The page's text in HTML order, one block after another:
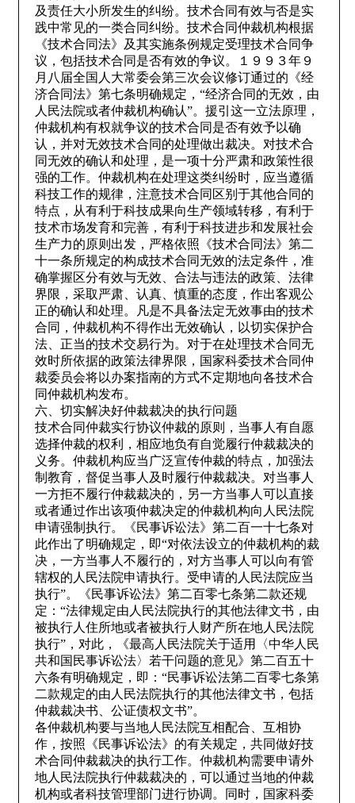
及责任大小所发生的纠纷。技术合同有效与否是实
践中常见的一类合同纠纷。技术合同仲裁机构根据
《技术合同法》及其实施条例规定受理技术合同争
议，包括技术合同是否有效的争议。１９９３年９
月八届全国人大常委会第三次会议修订通过的《经
济合同法》第七条明确规定，“经济合同的无效，由
人民法院或者仲裁机构确认”。援引这一立法原理，
仲裁机构有权就争议的技术合同是否有效予以确
认，并对无效技术合同的处理做出裁决。对技术合
同无效的确认和处理，是一项十分严肃和政策性很
强的工作。仲裁机构在处理这类纠纷时，应当遵循
科技工作的规律，注意技术合同区别于其他合同的
特点，从有利于科技成果向生产领域转移，有利于
技术市场发育和完善，有利于科技进步和发展社会
生产力的原则出发，严格依照《技术合同法》第二
十一条所规定的构成技术合同无效的法定条件，准
确掌握区分有效与无效、合法与违法的政策、法律
界限，采取严肃、认真、慎重的态度，作出客观公
正的确认和处理。凡是不具备法定无效事由的技术
合同，仲裁机构不得作出无效确认，以切实保护合
法、正当的技术交易行为。对于在处理技术合同无
效时所依据的政策法律界限，国家科委技术合同仲
裁委员会将以办案指南的方式不定期地向各技术合
同仲裁机构发布。
六、切实解决好仲裁裁决的执行问题
技术合同仲裁实行协议仲裁的原则，当事人有自愿
选择仲裁的权利，相应地负有自觉履行仲裁裁决的
义务。仲裁机构应当广泛宣传仲裁的特点，加强法
制教育，督促当事人及时履行仲裁裁决。对当事人
一方拒不履行仲裁裁决的，另一方当事人可以直接
或者通过作出该项仲裁决定的仲裁机构向人民法院
申请强制执行。《民事诉讼法》第二百一十七条对
此作出了明确规定，即“对依法设立的仲裁机构的裁
决，一方当事人不履行的，对方当事人可以向有管
辖权的人民法院申请执行。受申请的人民法院应当
执行”。《民事诉讼法》第二百零七条第二款还规
定：“法律规定由人民法院执行的其他法律文书，由
被执行人住所地或者被执行人财产所在地人民法院
执行”，对此，《最高人民法院关于适用〈中华人民
共和国民事诉讼法〉若干问题的意见》第二百五十
六条有明确规定，即：“民事诉讼法第二百零七条第
二款规定的由人民法院执行的其他法律文书，包括
仲裁裁决书、公证债权文书”。
各仲裁机构要与当地人民法院互相配合、互相协
作，按照《民事诉讼法》的有关规定，共同做好技
术合同仲裁裁决的执行工作。仲裁机构需要申请外
地人民法院执行仲裁裁决的，可以通过当地的仲裁
机构或者科技管理部门进行协调。同时，国家科委